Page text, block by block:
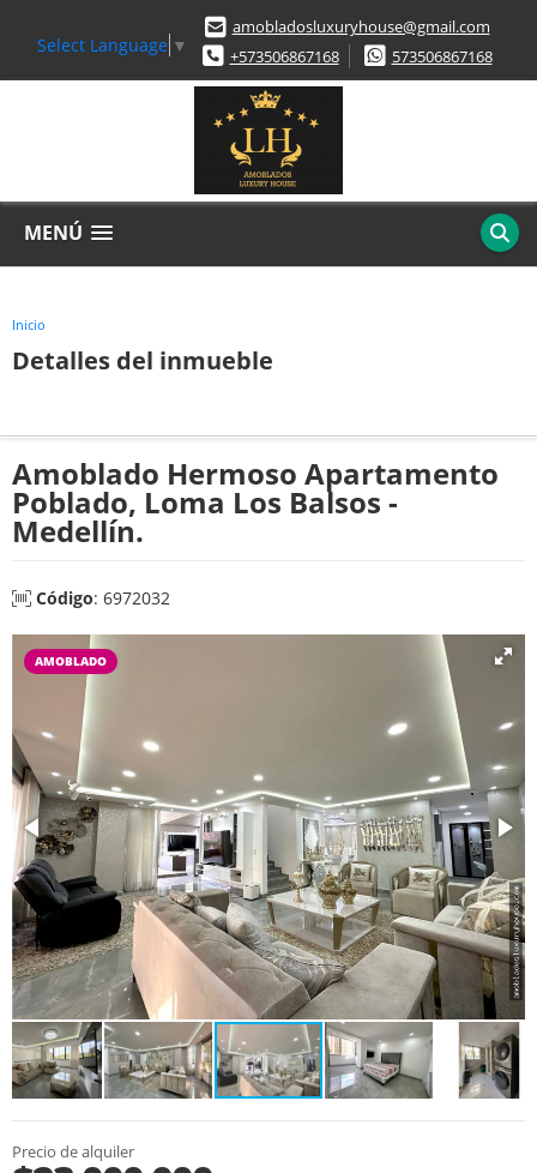
Select Language ▼
amobladosluxuryhouse@gmail.com
+573506867168
573506867168
MENÚ
Inicio
Detalles del inmueble
Amoblado Hermoso Apartamento
Poblado, Loma Los Balsos -
Medellín.
Código: 6972032
AMOBLADO
Precio de alquiler